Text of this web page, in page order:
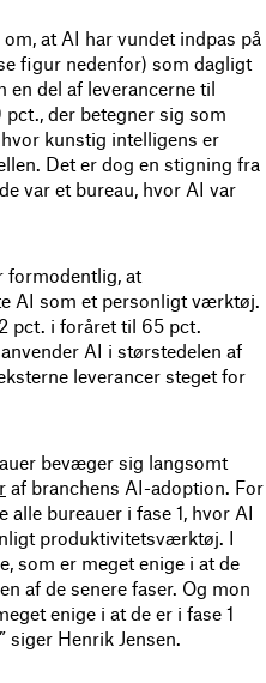
at AI har vundet indpas på
figur nedenfor) som dagligt
en del af leverancerne til
pct., der betegner sig som
kunstig intelligens er
Det er dog en stigning fra
var et bureau, hvor AI var
formodentlig, at
AI som et personligt værktøj.
pct. i foråret til 65 pct.
AI i størstedelen af
leverancer steget for
bevæger sig langsomt
af branchens AI-adoption. For
bureauer i fase 1, hvor AI
produktivitetsværktøj. I
som er meget enige i at de
af de senere faser. Og mon
enige i at de er i fase 1
Henrik Jensen.